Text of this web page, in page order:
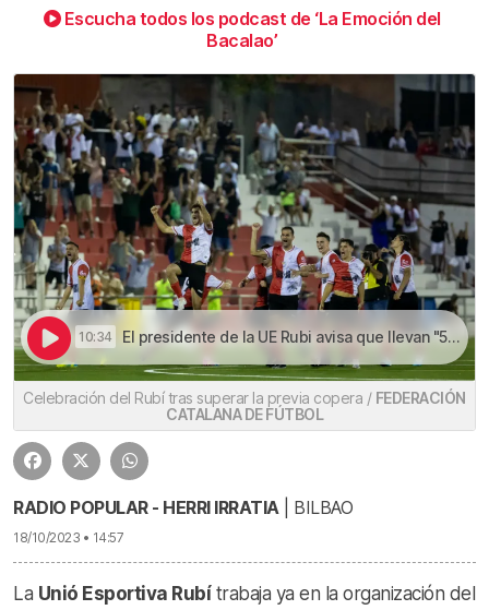
Escucha todos los podcast de ‘La Emoción del
Bacalao’
10:34 El presidente de la UE Rubi avisa que llevan "525 días sin perder en casa" | «Llevamos 525 días sin perder en casa» avisa Josep Alcalá, presidente del Rubí
Celebración del Rubí tras superar la previa copera / FEDERACIÓN
CATALANA DE FÚTBOL
RADIO POPULAR - HERRI IRRATIA| BILBAO
18/10/2023 • 14:57
La Unió Esportiva Rubítrabaja ya en la organización del